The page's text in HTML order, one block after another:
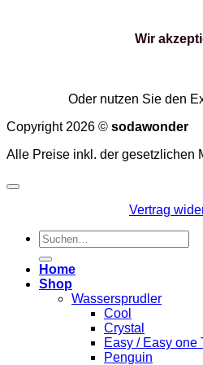
Wir
Oder nutzen Sie den
Copyright 2026 © sodawonder
Alle Preise inkl. der gesetzlichen
Vertrag
Suchen
nach:
Home
Shop
Wassersprudler
Cool
Crystal
Easy / Easy one
Penguin